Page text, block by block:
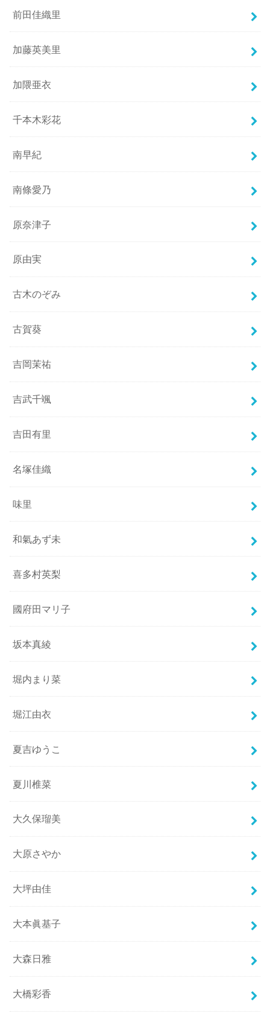
前田佳織里
加藤英美里
加隈亜衣
千本木彩花
南早紀
南條愛乃
原奈津子
原由実
古木のぞみ
古賀葵
吉岡茉祐
吉武千颯
吉田有里
名塚佳織
味里
和氣あず未
喜多村英梨
國府田マリ子
坂本真綾
堀内まり菜
堀江由衣
夏吉ゆうこ
夏川椎菜
大久保瑠美
大原さやか
大坪由佳
大本眞基子
大森日雅
大橋彩香